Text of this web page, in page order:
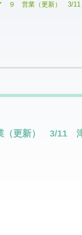
９ 営業（更新） 3/
（更新） 3/11